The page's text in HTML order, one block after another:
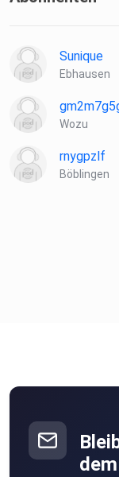
Sunique
Ebhausen
Wozu
rnygpzlf
Böblingen